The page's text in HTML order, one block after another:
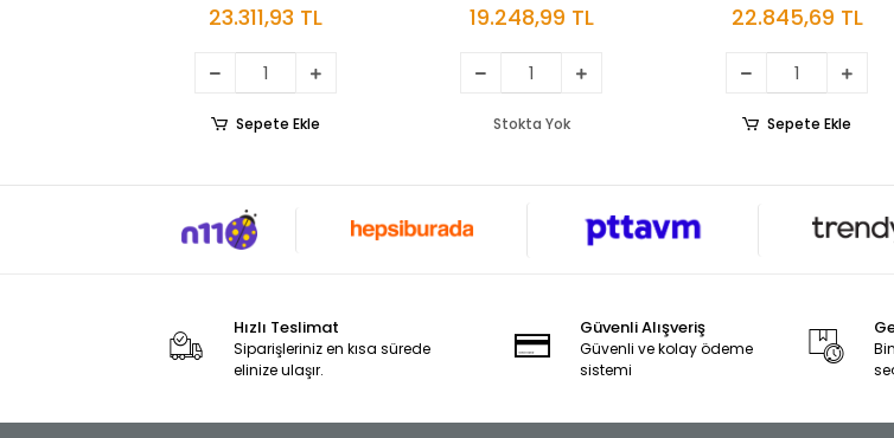
23.311,93 TL
Sepete Ekle
19.248,99 TL
Stokta Yok
22.845,69 TL
Sepete Ekle
Hızlı Teslimat
Siparişleriniz en kısa sürede
elinize ulaşır.
Güvenli Alışveriş
Güvenli ve kolay ödeme
sistemi